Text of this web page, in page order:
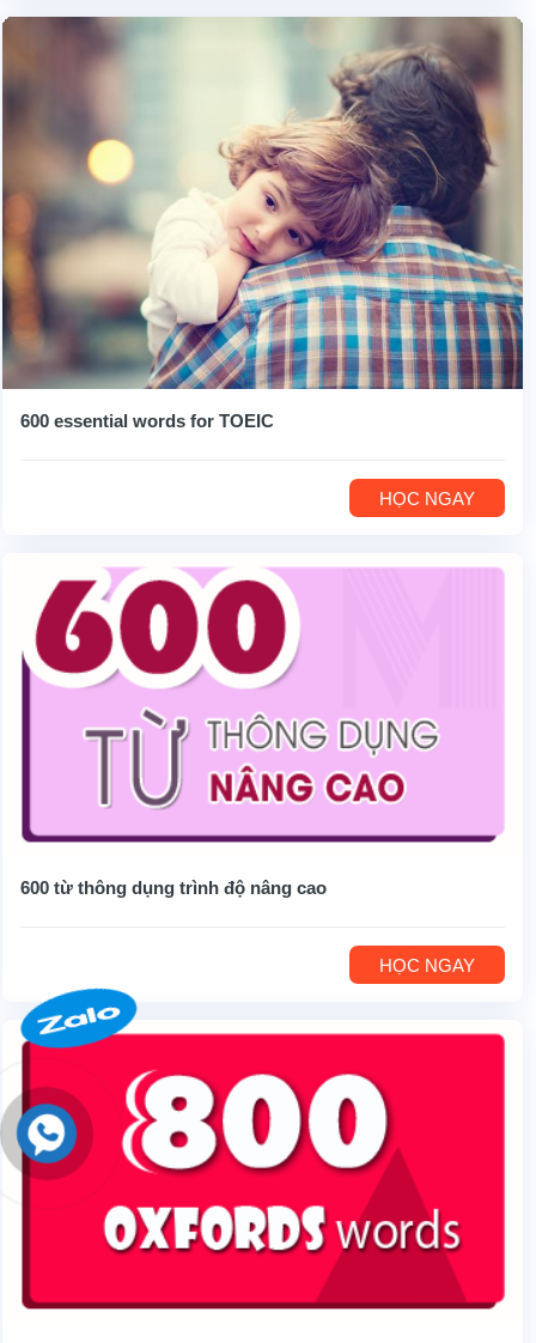
600 essential words for TOEIC
HỌC NGAY
600 từ thông dụng trình độ nâng cao
HỌC NGAY